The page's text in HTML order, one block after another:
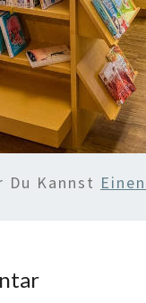
Du Kannst